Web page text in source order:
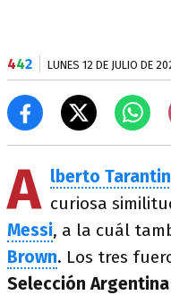
442 LUNES 12 DE JULIO DE
A lberto
curiosa
Messi, a la cuál
Brown. Los tres
Selección Argentina